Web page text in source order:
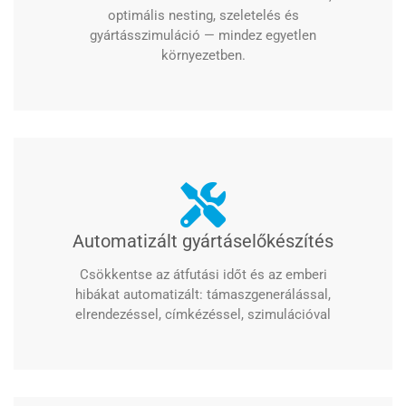
optimális nesting, szeletelés és
gyártásszimuláció — mindez egyetlen
környezetben.
Automatizált gyártáselőkészítés
Csökkentse az átfutási időt és az emberi
hibákat automatizált: támaszgenerálással,
elrendezéssel, címkézéssel, szimulációval